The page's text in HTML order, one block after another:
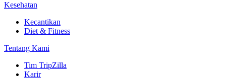
Kesehatan
Kecantikan
Diet & Fitness
Tentang Kami
Tim TripZilla
Karir